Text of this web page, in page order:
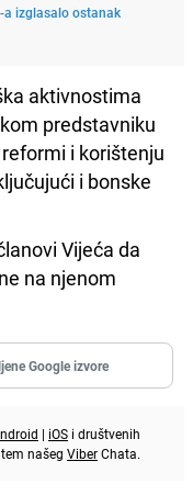
a izglasalo ostanak
aktivnostima
predstavniku
i korištenju
i bonske
Vijeća da
na njenom
Google izvore
| iOS i društvenih
našeg ViberChata.